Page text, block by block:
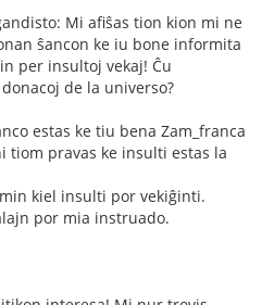
Mi afiŝas tion kion mi ne
ŝancon ke iu bone informita
per insultoj vekaj! Ĉu
de la universo?
estas ke tiu bena Zam_franca
tiom pravas ke insulti estas la
kiel insulti por vekiĝinti.
por mia instruado.